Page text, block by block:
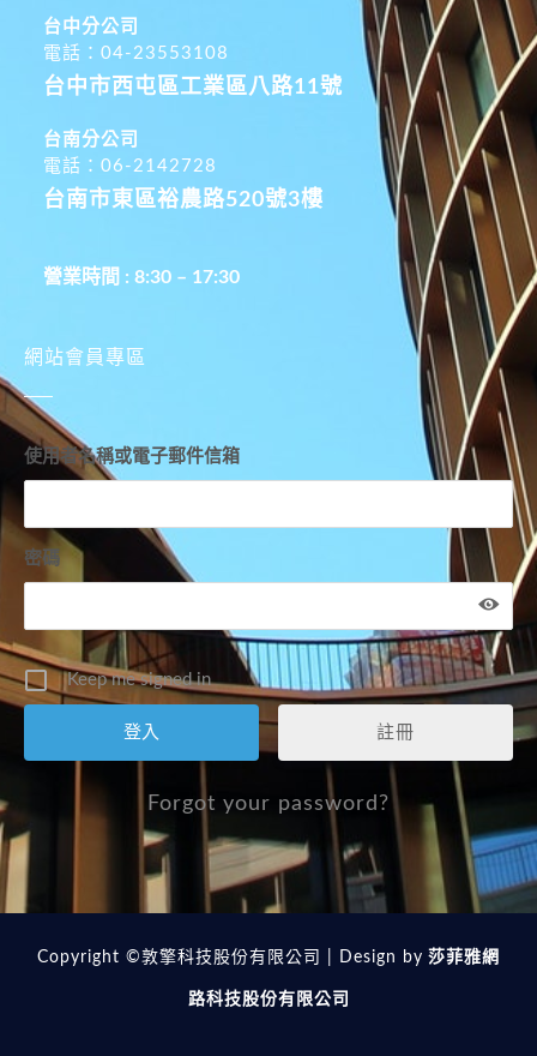
台中分公司
電話：04-23553108
台中市西屯區工業區八路11號
台南分公司
電話：06-2142728
台南市東區裕農路520號3樓
營業時間 : 8:30 – 17:30
網站會員專區
使用者名稱或電子郵件信箱
密碼
Keep me signed in
註冊
Forgot your password?
Copyright ©敦擎科技股份有限公司 | Design by 莎菲雅網
路科技股份有限公司